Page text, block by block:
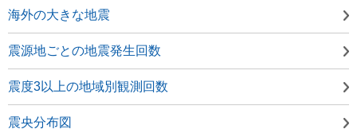
海外の大きな地震
震源地ごとの地震発生回数
震度3以上の地域別観測回数
震央分布図